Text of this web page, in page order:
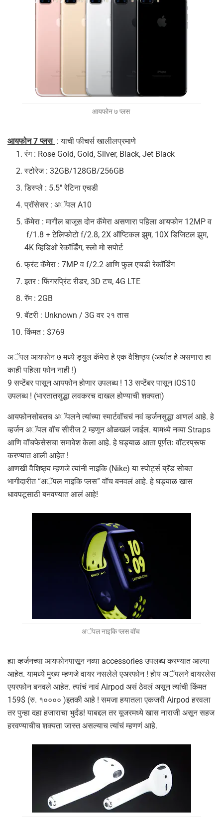
आयफोन ७ प्लस
आयफोन 7 प्लस : याची फीचर्स खालीलप्रमाणे
रंग : Rose Gold, Gold, Silver, Black, Jet Black
स्टोरेज : 32GB/128GB/256GB
डिस्प्ले : 5.5″ रेटिना एचडी
प्रॉसेसर : अॅपल A10
कॅमेरा : मागील बाजूस दोन कॅमेरा असणारा पहिला आयफोन 12MP व
f/1.8 + टेलिफोटो f/2.8, 2X ऑप्टिकल झुम, 10X डिजिटल झुम,
4K व्हिडिओ रेकॉर्डिंग, स्लो मो सपोर्ट
फ्रंट कॅमेरा : 7MP व f/2.2 आणि फुल एचडी रेकॉर्डिंग
इतर : फिंगरप्रिंट रीडर, 3D टच, 4G LTE
रॅम : 2GB
बॅटरी : Unknown / 3G वर २१ तास
किंमत : $769
अॅपल आयफोन ७ मध्ये ड्युल कॅमेरा हे एक वैशिष्ठ्य (अर्थात हे असणारा हा
काही पहिला फोन नाही !)
9 सप्टेंबर पासून आयफोन होणार उपलब्ध ! 13 सप्टेंबर पासून iOS10
उपलब्ध ! (भारतातसुद्धा लवकरच दाखल होण्याची शक्यता)
आयफोनसोबतच अॅपलने त्यांच्या स्मार्टवॉचचं नवं व्हर्जनसुद्धा आणलं आहे. हे
व्हर्जन अॅपल वॉच सीरीज 2 म्हणून ओळखलं जाईल. यामध्ये नव्या Straps
आणि वॉचफेसेसचा समावेश केला आहे. हे घड्याळ आता पूर्णतः वॉटरप्रूफ
करण्यात आली आहेत !
आणखी वैशिष्ठ्य म्हणजे त्यांनी नाइकि (Nike) या स्पोर्ट्स ब्रॅंड सोबत
भागीदारीत “अॅपल नाइकि प्लस” वॉच बनवलं आहे. हे घड्याळ खास
धावपटूसाठी बनवण्यात आलं आहे!
अॅपल नाइकि प्लस वॉच
ह्या व्हर्जनच्या आयफोनपासून नव्या accessories उपलब्ध करण्यात आल्या
आहेत. यामध्ये मुख्य म्हणजे वायर नसलेले एअरफोन ! होय अॅपलने वायरलेस
एयरफोन बनवले आहेत. त्यांचं नावं Airpod असं ठेवलं असून त्यांची किंमत
159$ (रु. १०००० )इतकी आहे ! समजा हयातला एकजरी Airpod हरवला
तर पुन्हा दहा हजाराचा भुर्दंड! याबद्दल तर यूजरमध्ये खास नाराजी असून सहज
हरवण्याचीच शक्यता जास्त असल्याच त्यांचं म्हणणं आहे.